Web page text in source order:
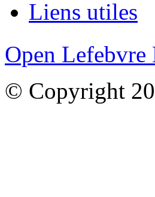
Liens utiles
Open Lefebvre
© Copyright